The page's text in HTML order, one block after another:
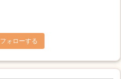
フォローする